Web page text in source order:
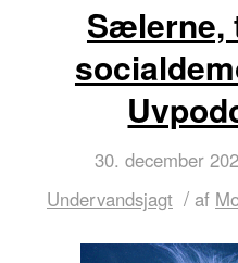
Sælerne,
30. december
Undervandsjagt / af